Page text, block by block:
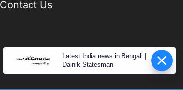
Contact Us
Latest India news in Bengali |
Dainik Statesman